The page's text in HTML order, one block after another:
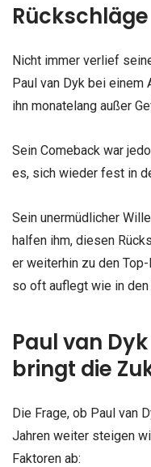
Nicht immer verlief
Paul van Dyk bei einem
ihn monatelang außer
Sein Comeback war
es, sich wieder fest in
Sein unermüdlicher
halfen ihm, diesen
er weiterhin zu den
so oft auflegt wie in den
Paul van
bringt die
Die Frage, ob Paul van
Jahren weiter steigen
Faktoren ab: